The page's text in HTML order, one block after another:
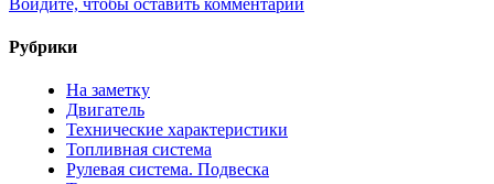
Рубрики
На заметку
Двигатель
Технические характеристики
Топливная система
Рулевая система. Подвеска